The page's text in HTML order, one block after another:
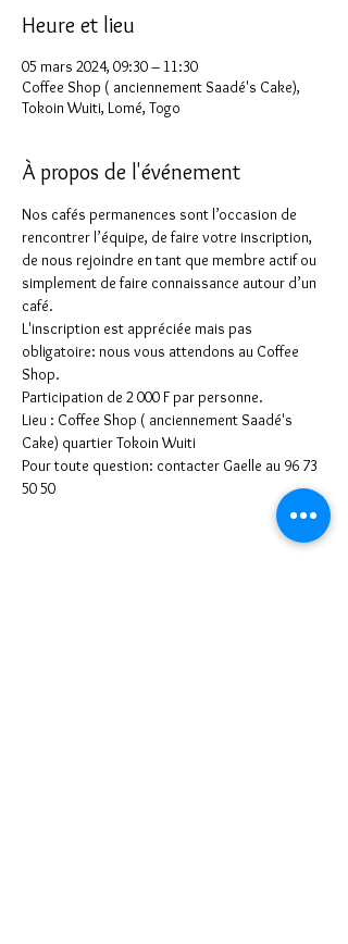
Heure et lieu
05 mars 2024, 09:30 – 11:30
Coffee Shop ( anciennement Saadé's Cake),
Tokoin Wuiti, Lomé, Togo
À propos de l'événement
Nos cafés permanences sont l’occasion de
rencontrer l’équipe, de faire votre inscription,
de nous rejoindre en tant que membre actif ou
simplement de faire connaissance autour d’un
café.
L'inscription est appréciée mais pas
obligatoire: nous vous attendons au Coffee
Shop.
Participation de 2 000 F par personne.
Lieu : Coffee Shop ( anciennement Saadé's
Cake) quartier Tokoin Wuiti
Pour toute question: contacter Gaelle au 96 73
50 50